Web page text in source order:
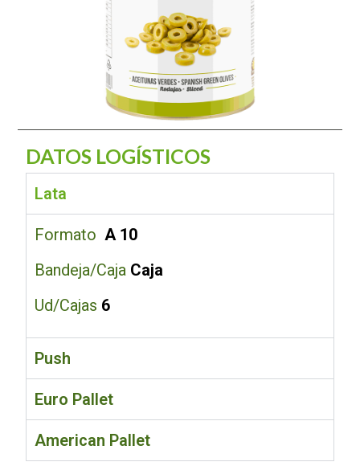
DATOS LOGÍSTICOS
Lata
Formato A 10
Bandeja/Caja Caja
Ud/Cajas 6
Push
Euro Pallet
American Pallet